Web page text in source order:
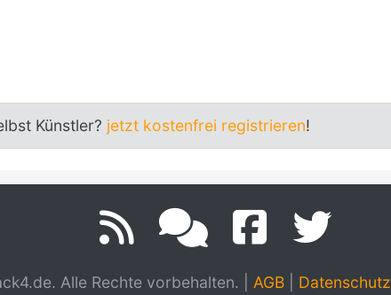
Künstler? jetzt kostenfrei registrieren!
Alle Rechte vorbehalten. AGB| Datenschutz